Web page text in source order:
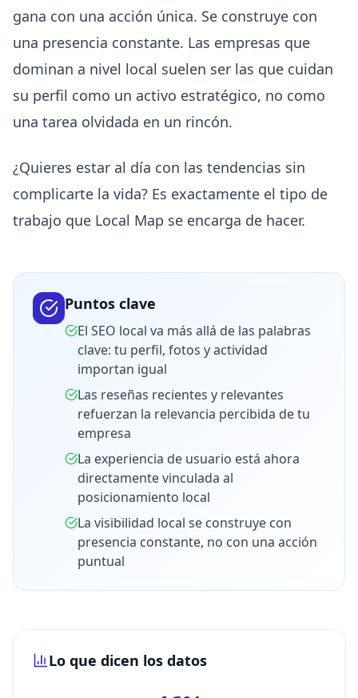
gana con una acción única. Se construye con
una presencia constante. Las empresas que
dominan a nivel local suelen ser las que cuidan
su perfil como un activo estratégico, no como
una tarea olvidada en un rincón.
¿Quieres estar al día con las tendencias sin
complicarte la vida? Es exactamente el tipo de
trabajo que Local Map se encarga de hacer.
Puntos clave
El SEO local va más allá de las palabras
clave: tu perfil, fotos y actividad
importan igual
Las reseñas recientes y relevantes
refuerzan la relevancia percibida de tu
empresa
La experiencia de usuario está ahora
directamente vinculada al
posicionamiento local
La visibilidad local se construye con
presencia constante, no con una acción
puntual
Lo que dicen los datos